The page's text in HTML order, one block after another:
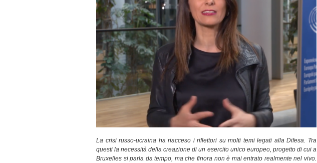
La crisi russo-ucraina ha riacceso i riflettori su molti temi legati alla Difesa. Tra
questi la necessità della creazione di un esercito unico europeo, progetto di cui a
Bruxelles si parla da tempo, ma che finora non è mai entrato realmente nel vivo.